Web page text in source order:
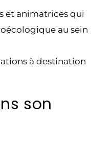
et animatrices qui
au sein
à destination
son